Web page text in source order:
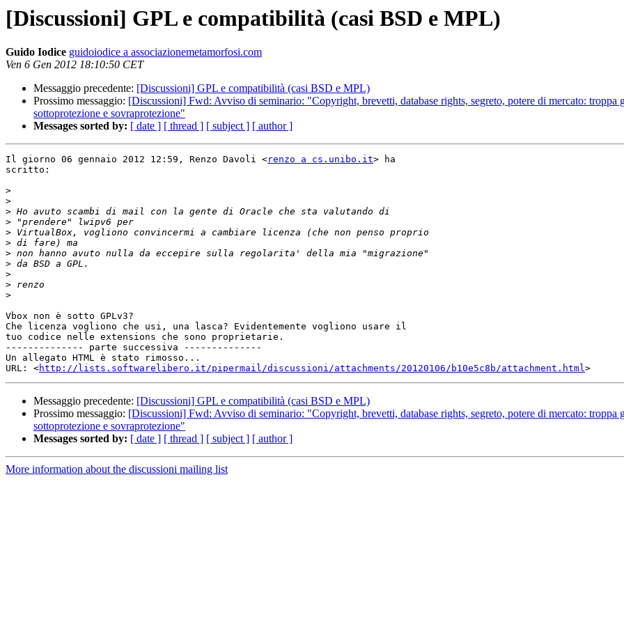
[Discussioni] GPL e compatibilità (casi BSD e MPL)
Guido Iodice guidoiodice a associazionemetamorfosi.com
Ven 6 Gen 2012 18:10:50 CET
Messaggio precedente: [Discussioni] GPL e compatibilità (casi BSD e MPL)
Prossimo messaggio: [Discussioni] Fwd: Avviso di seminario: "Copyright, brevetti, database rights, segreto, potere di mercato:
sottoprotezione e sovraprotezione"
Messages sorted by: [ date ] [ thread ] [ subject ] [ author ]
Il giorno 06 gennaio 2012 12:59, Renzo Davoli <renzo a cs.unibo.it> ha
scritto:
>
>
>
>
>
>
>
>
>
>
>
Vbox non è sotto GPLv3?
Che licenza vogliono che usi, una lasca? Evidentemente vogliono usare il
tuo codice nelle extensions che sono proprietarie.
-------------- parte successiva --------------
Un allegato HTML è stato rimosso...
URL: <http://lists.softwarelibero.it/pipermail/discussioni/attachments/20120106/b10e5c8b/attachment.html
Messaggio precedente: [Discussioni] GPL e compatibilità (casi BSD e MPL)
Prossimo messaggio: [Discussioni] Fwd: Avviso di seminario: "Copyright, brevetti, database rights, segreto, potere di mercato:
sottoprotezione e sovraprotezione"
Messages sorted by: [ date ] [ thread ] [ subject ] [ author ]
More information about the discussioni mailing list